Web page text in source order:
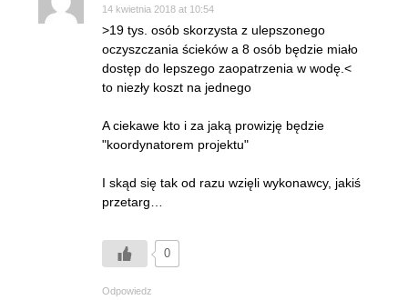
14 kwietnia 2018 at 10:54
>19 tys. osób skorzysta z ulepszonego
oczyszczania ścieków a 8 osób będzie miało
dostęp do lepszego zaopatrzenia w wodę.<
to niezły koszt na jednego
A ciekawe kto i za jaką prowizję będzie
"koordynatorem projektu"
I skąd się tak od razu wzięli wykonawcy, jakiś
przetarg…
0
Odpowiedz